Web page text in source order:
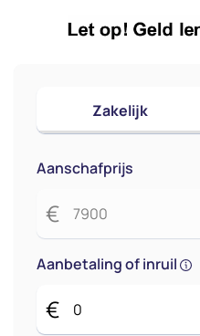
Zakelijk
Aanschafprijs
€
Aanbetaling of inruil
€